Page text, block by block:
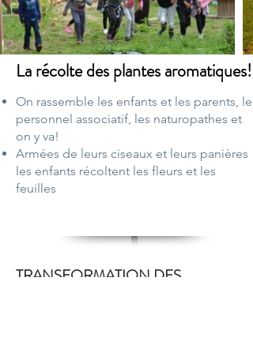
La récolte des plantes aromatiques!
On rassemble les enfants et les parents, le
personnel associatif, les naturopathes et
on y va!
Armées de leurs ciseaux et leurs panières
les enfants récoltent les fleurs et les
feuilles
TRANSFORMATION DES